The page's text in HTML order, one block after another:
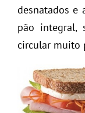
desnatados e
pão integral,
circular muito